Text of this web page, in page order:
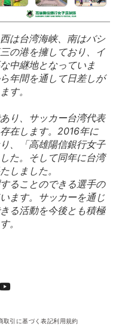
は台湾海峡、南はバシ
の港を擁しており、イ
中継地となっていま
年間を通して日差しが
す。
り、サッカー台湾代表
在します。2016年に
、「高雄陽信銀行女子
た。そして同年に台湾
しました。
ることのできる選手の
ます。サッカーを通じ
る活動を今後とも積極
。
取引に基づく表記利用規約